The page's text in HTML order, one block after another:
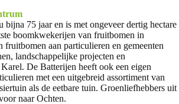
bijna 75 jaar en is met ongeveer dertig hectare
boomkwekerijen van fruitbomen in
fruitbomen aan particulieren en gemeenten
landschappelijke projecten en
Karel. De Batterijen heeft ook een eigen
met een uitgebreid assortiment van
als de eetbare tuin. Groenliefhebbers uit
naar Ochten.